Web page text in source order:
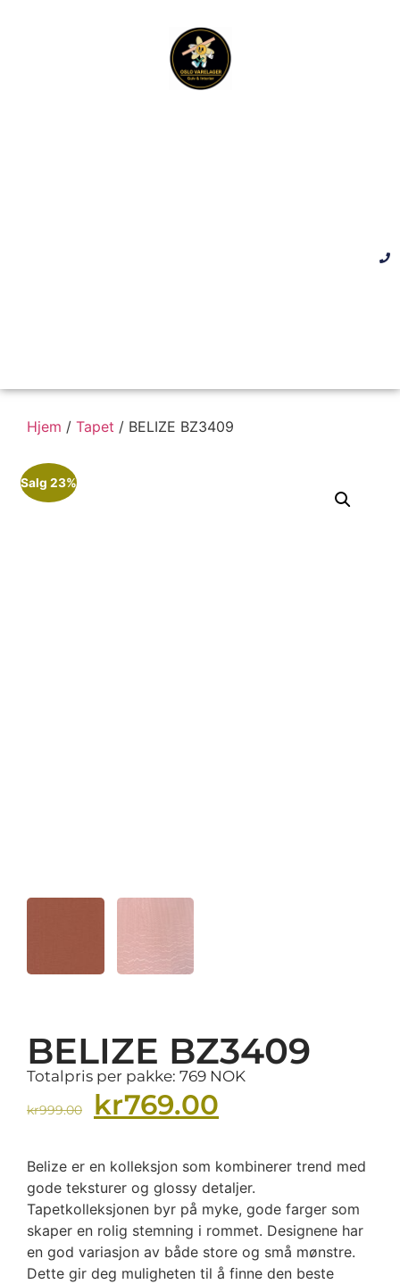
Hjem / Tapet / BELIZE BZ3409
Salg 23%
BELIZE BZ3409
Totalpris per pakke: 769 NOK
kr999.00 kr769.00
Belize er en kolleksjon som kombinerer trend med
gode teksturer og glossy detaljer.
Tapetkolleksjonen byr på myke, gode farger som
skaper en rolig stemning i rommet. Designene har
en god variasjon av både store og små mønstre.
Dette gir deg muligheten til å finne den beste